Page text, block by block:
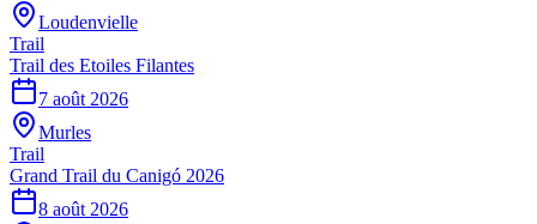
Loudenvielle
Trail
Trail des Etoiles Filantes
7 août 2026
Murles
Trail
Grand Trail du Canigó 2026
8 août 2026